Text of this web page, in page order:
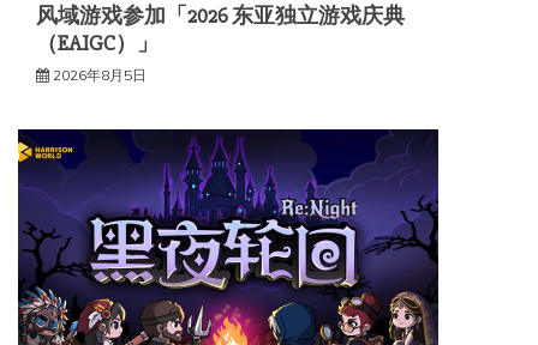
风域游戏参加「2026 东亚独立游戏庆典
（EAIGC）」
2026年8月5日